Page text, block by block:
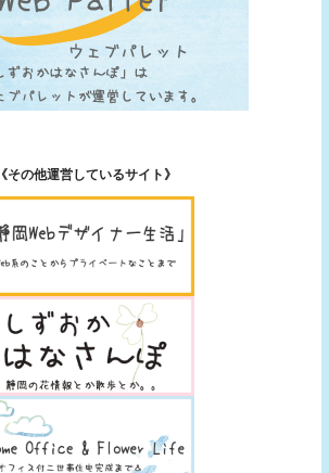
《その他運営しているサイト》